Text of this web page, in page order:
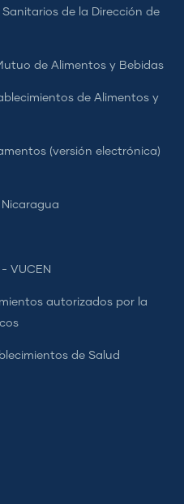
de la Dirección de
de Alimentos y Bebidas
de Alimentos y
(versión electrónica)
VUCEN
autorizados por la
de Salud